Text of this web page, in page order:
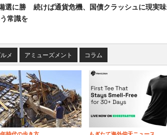
選に勝
常識を
続けば通貨危機、国債クラッシュに現実味
メ アミューズメント コラム